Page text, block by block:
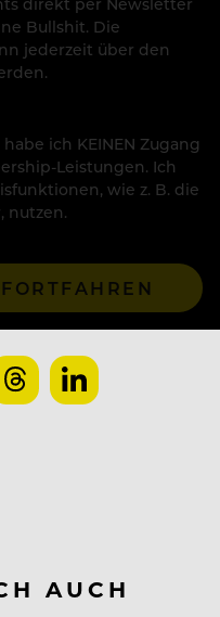
direkt per Newsletter
Bullshit. Die
jederzeit über den
ich KEINEN Zugang
Leistungen. Ich
wie z. B. die
nutzen.
AUCH